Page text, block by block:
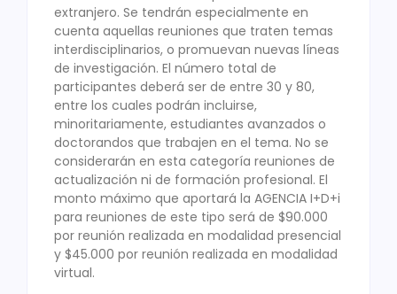
extranjero. Se tendrán especialmente en
cuenta aquellas reuniones que traten temas
interdisciplinarios, o promuevan nuevas líneas
de investigación. El número total de
participantes deberá ser de entre 30 y 80,
entre los cuales podrán incluirse,
minoritariamente, estudiantes avanzados o
doctorandos que trabajen en el tema. No se
considerarán en esta categoría reuniones de
actualización ni de formación profesional. El
monto máximo que aportará la AGENCIA I+D+i
para reuniones de este tipo será de $90.000
por reunión realizada en modalidad presencial
y $45.000 por reunión realizada en modalidad
virtual.